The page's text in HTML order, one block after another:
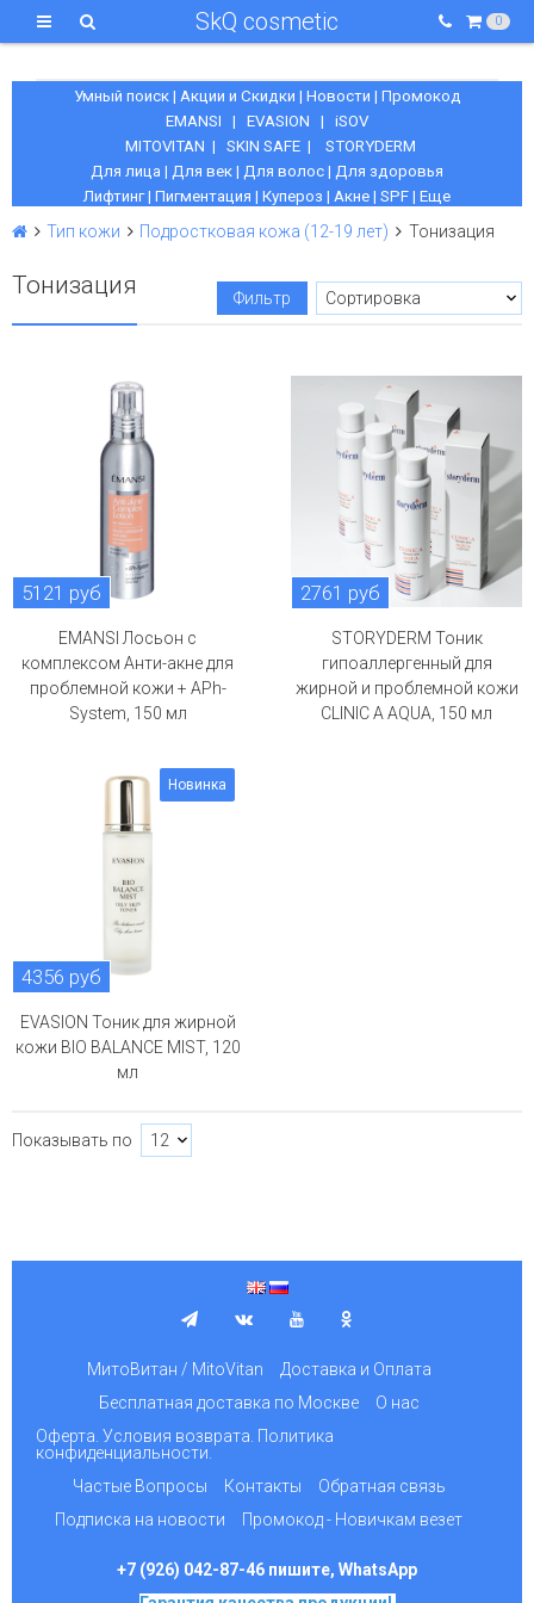
SkQ cosmetic 0
Умный поиск| Акции и Скидки | Новости | Промокод
EMANSI | EVASION | iSOV
MITOVITAN | SKIN SAFE | STORYDERM
Для лица | Для век | Для волос | Для здоровья
Лифтинг| Пигментация | Купероз | Акне | SPF | Еще
Тип кожи Подростковая кожа (12-19 лет) Тонизация
Тонизация Фильтр
5121 руб
EMANSI Лосьон с
комплексом Анти-акне для
проблемной кожи + APh-
System, 150 мл
2761 руб
STORYDERM Тоник
гипоаллергенный для
жирной и проблемной кожи
CLINIC A AQUA, 150 мл
Новинка
4356 руб
EVASION Тоник для жирной
кожи BIO BALANCE MIST, 120
мл
Показывать по
МитоВитан / MitoVitan
Доставка и Оплата
Бесплатная доставка по Москве
О нас
Оферта. Условия возврата. Политика
конфиденциальности.
Частые Вопросы
Контакты
Обратная связь
Подписка на новости
Промокод - Новичкам везет
+7 (926) 042-87-46 пишите, WhatsApp